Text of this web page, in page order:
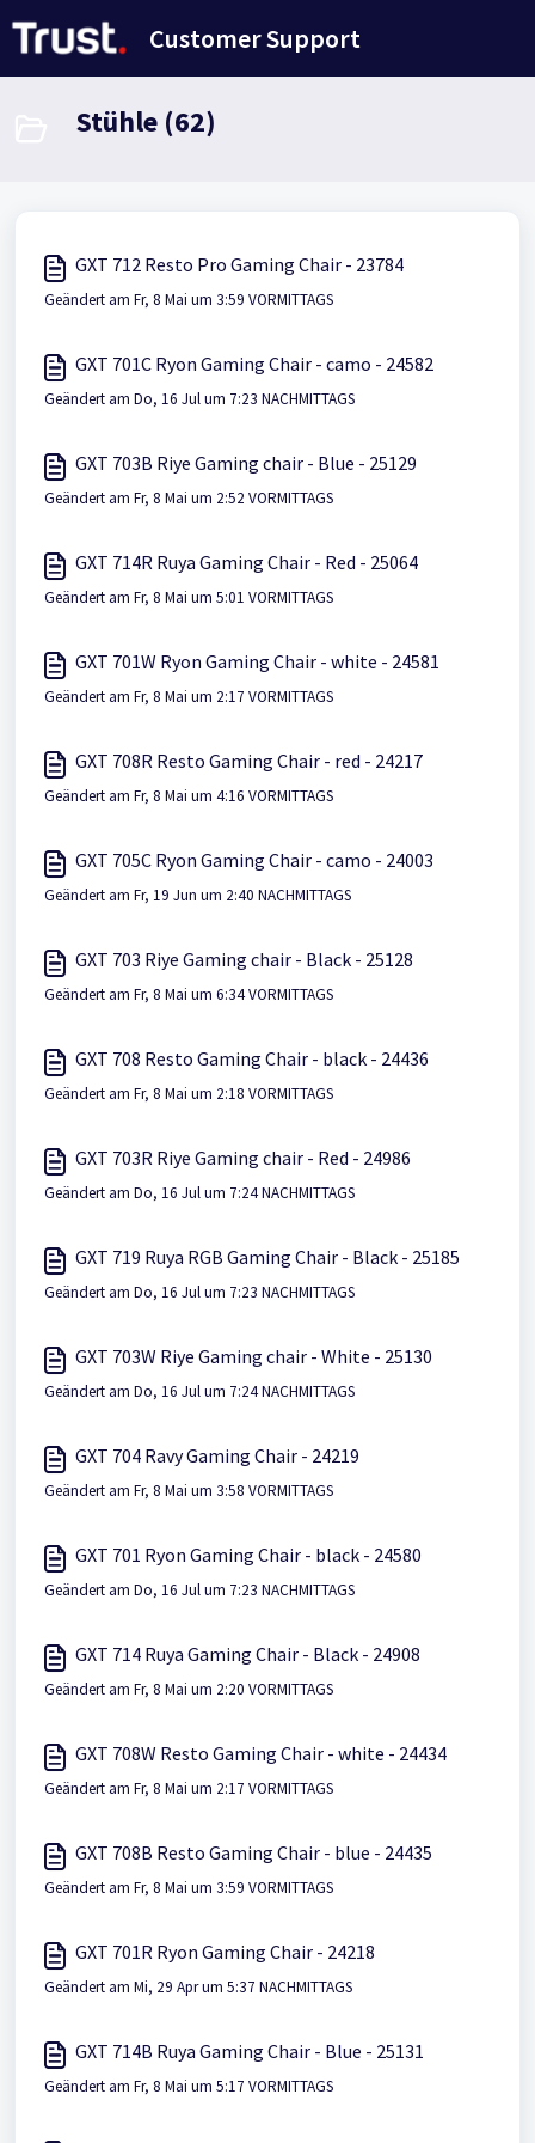
Customer Support
Stühle (62)
GXT 712 Resto Pro Gaming Chair - 23784
Geändert am Fr, 8 Mai um 3:59 VORMITTAGS
GXT 701C Ryon Gaming Chair - camo - 24582
Geändert am Do, 16 Jul um 7:23 NACHMITTAGS
GXT 703B Riye Gaming chair - Blue - 25129
Geändert am Fr, 8 Mai um 2:52 VORMITTAGS
GXT 714R Ruya Gaming Chair - Red - 25064
Geändert am Fr, 8 Mai um 5:01 VORMITTAGS
GXT 701W Ryon Gaming Chair - white - 24581
Geändert am Fr, 8 Mai um 2:17 VORMITTAGS
GXT 708R Resto Gaming Chair - red - 24217
Geändert am Fr, 8 Mai um 4:16 VORMITTAGS
GXT 705C Ryon Gaming Chair - camo - 24003
Geändert am Fr, 19 Jun um 2:40 NACHMITTAGS
GXT 703 Riye Gaming chair - Black - 25128
Geändert am Fr, 8 Mai um 6:34 VORMITTAGS
GXT 708 Resto Gaming Chair - black - 24436
Geändert am Fr, 8 Mai um 2:18 VORMITTAGS
GXT 703R Riye Gaming chair - Red - 24986
Geändert am Do, 16 Jul um 7:24 NACHMITTAGS
GXT 719 Ruya RGB Gaming Chair - Black - 25185
Geändert am Do, 16 Jul um 7:23 NACHMITTAGS
GXT 703W Riye Gaming chair - White - 25130
Geändert am Do, 16 Jul um 7:24 NACHMITTAGS
GXT 704 Ravy Gaming Chair - 24219
Geändert am Fr, 8 Mai um 3:58 VORMITTAGS
GXT 701 Ryon Gaming Chair - black - 24580
Geändert am Do, 16 Jul um 7:23 NACHMITTAGS
GXT 714 Ruya Gaming Chair - Black - 24908
Geändert am Fr, 8 Mai um 2:20 VORMITTAGS
GXT 708W Resto Gaming Chair - white - 24434
Geändert am Fr, 8 Mai um 2:17 VORMITTAGS
GXT 708B Resto Gaming Chair - blue - 24435
Geändert am Fr, 8 Mai um 3:59 VORMITTAGS
GXT 701R Ryon Gaming Chair - 24218
Geändert am Mi, 29 Apr um 5:37 NACHMITTAGS
GXT 714B Ruya Gaming Chair - Blue - 25131
Geändert am Fr, 8 Mai um 5:17 VORMITTAGS